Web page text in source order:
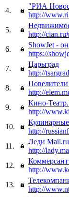
4.
"РИА
http://
5.
http://
6.
ShowJet -
https://
7.
Царьград
http://
8.
http://
9.
Кино-
http://
10.
http://
11.
Леди
http://
12.
http://
13.
http://